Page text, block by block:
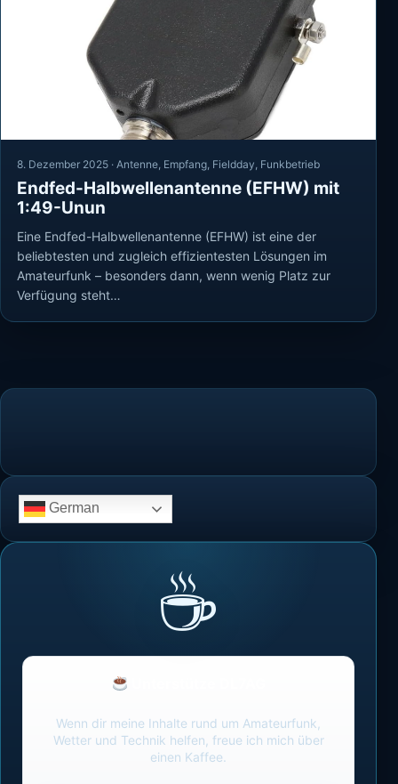
8. Dezember 2025 · Antenne, Empfang, Fieldday, Funkbetrieb
Endfed-Halbwellenantenne (EFHW) mit
1:49-Unun
Eine Endfed-Halbwellenantenne (EFHW) ist eine der
beliebtesten und zugleich effizientesten Lösungen im
Amateurfunk – besonders dann, wenn wenig Platz zur
Verfügung steht…
German
Wenn dir meine Inhalte rund um Amateurfunk,
Wetter und Technik helfen, freue ich mich über
einen Kaffee.